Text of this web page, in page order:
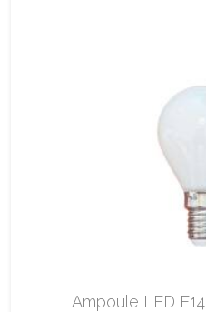
Ampoule LED E14